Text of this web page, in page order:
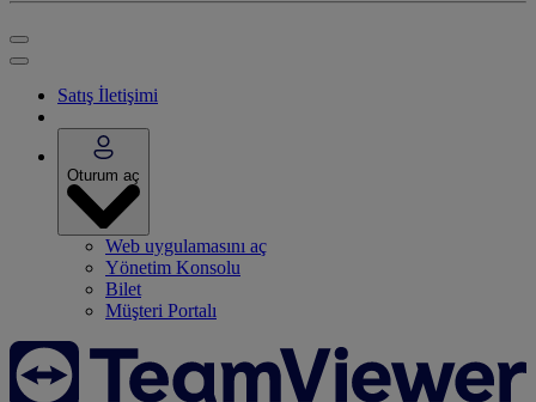
Satış İletişimi
Oturum aç
Web uygulamasını aç
Yönetim Konsolu
Bilet
Müşteri Portalı